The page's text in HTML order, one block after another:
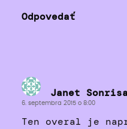
Odpovedať
Janet Sonrisa
6. septembra 2015 o 8:00
Ten overal je